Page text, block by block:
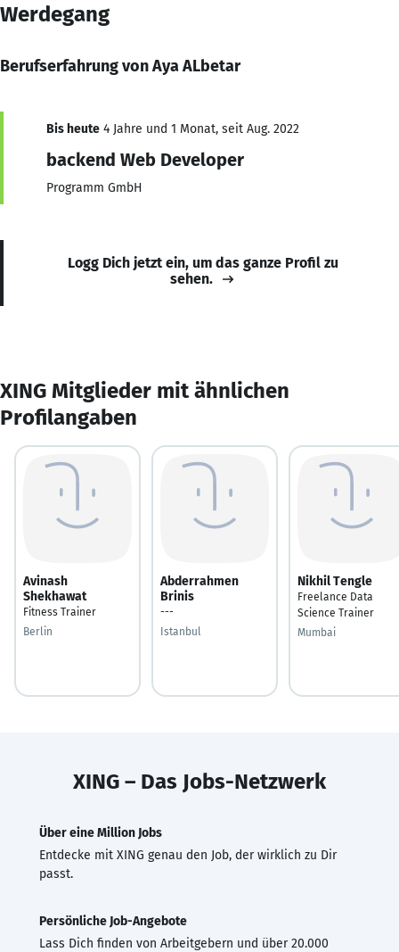
Werdegang
Berufserfahrung von Aya ALbetar
Bis heute 4 Jahre und 1 Monat, seit Aug. 2022
backend Web Developer
Programm GmbH
Logg Dich jetzt ein, um das ganze Profil zu
sehen.
XING Mitglieder mit ähnlichen
Profilangaben
Avinash
Shekhawat
Fitness Trainer
Berlin
Abderrahmen
Brinis
---
Istanbul
Nikhil Tengle
Freelance Data
Science Trainer
Mumbai
XING – Das Jobs-Netzwerk
Über eine Million Jobs
Entdecke mit XING genau den Job, der wirklich zu Dir
passt.
Persönliche Job-Angebote
Lass Dich finden von Arbeitgebern und über 20.000